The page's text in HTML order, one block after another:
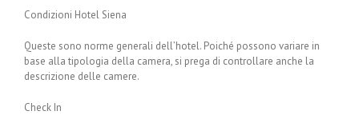
Condizioni Hotel Siena
Queste sono norme generali dell’hotel. Poiché possono variare in
base alla tipologia della camera, si prega di controllare anche la
descrizione delle camere.
Check In